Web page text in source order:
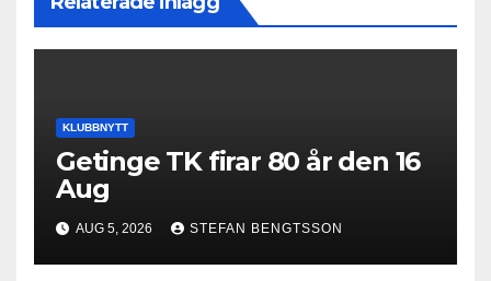
KLUBBNYTT
Getinge TK firar 80 år den 16
Aug
AUG 5, 2026 STEFAN BENGTSSON